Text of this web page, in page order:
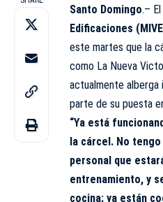
Santo Domingo.– El
Edificaciones
este martes que la
como La Nueva
actualmente
parte de su puesta
“Ya está
la cárcel. No
personal que
entrenamiento, y
cocina; ya están